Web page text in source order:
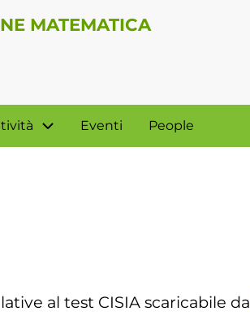
MATEMATICA
Eventi People
al test CISIA scaricabile da